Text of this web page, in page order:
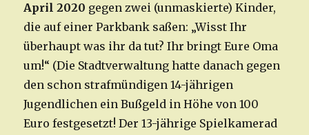
April 2020 gegen zwei (unmaskierte) Kinder,
die auf einer Parkbank saßen: „Wisst Ihr
überhaupt was ihr da tut? Ihr bringt Eure Oma
um!“ (Die Stadtverwaltung hatte danach gegen
den schon strafmündigen 14-jährigen
Jugendlichen ein Bußgeld in Höhe von 100
Euro festgesetzt! Der 13-jährige Spielkamerad